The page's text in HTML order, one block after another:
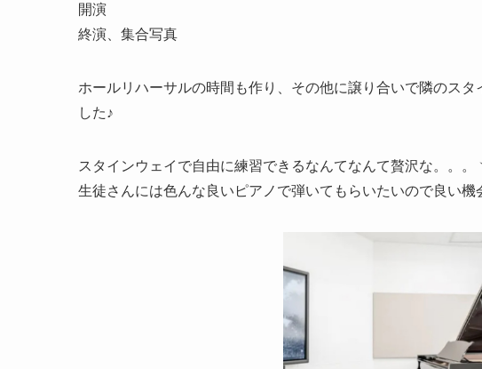
開演
終演、集合写真
ホールリハーサルの時間も作り、その他に譲り合いで隣のス
した♪
スタインウェイで自由に練習できるなんてなんて贅沢な。。
生徒さんには色んな良いピアノで弾いてもらいたいので良い機